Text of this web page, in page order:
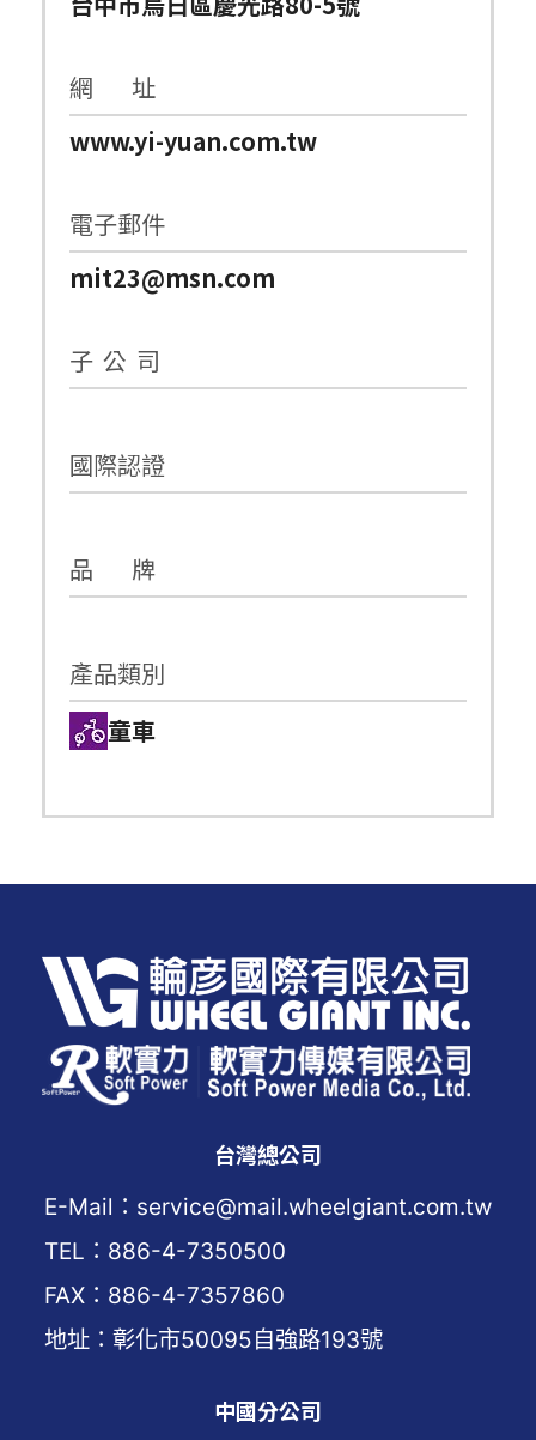
網 址
www.yi-yuan.com.tw
電子郵件
mit23@msn.com
子 公 司
國際認證
品 牌
產品類別
童車
台灣總公司
E-Mail：service@mail.wheelgiant.com.tw
TEL：886-4-7350500
FAX：886-4-7357860
地址：彰化市50095自強路193號
中國分公司